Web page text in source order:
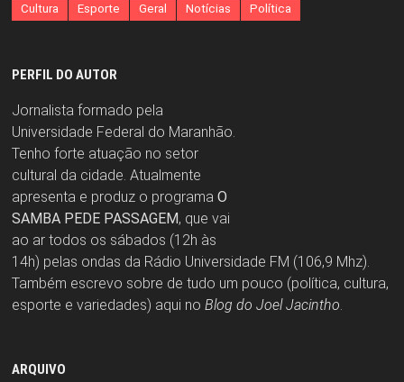
Cultura Esporte Geral Notícias Política
PERFIL DO AUTOR
Jornalista formado pela
Universidade Federal do Maranhão.
Tenho forte atuação no setor
cultural da cidade. Atualmente
apresenta e produz o programa O
SAMBA PEDE PASSAGEM, que vai
ao ar todos os sábados (12h às
14h) pelas ondas da Rádio Universidade FM (106,9 Mhz).
Também escrevo sobre de tudo um pouco (política, cultura,
esporte e variedades) aqui no Blog do Joel Jacintho
ARQUIVO